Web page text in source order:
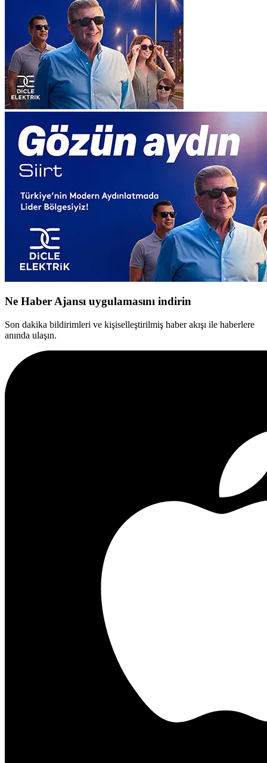
Ne Haber Ajansı uygulamasını indirin
Son dakika bildirimleri ve kişiselleştirilmiş haber akışı ile haberlere
anında ulaşın.